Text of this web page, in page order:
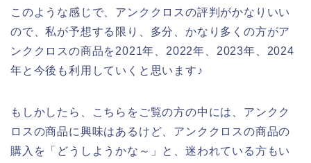
このような感じで、アンククロスの評判がかなりいい
ので、私が予想する限り、多分、かなり多くの方がア
ンククロスの商品を2021年、2022年、2023年、2024
年と今後も利用していくと思います♪
もしかしたら、こちらをご覧の方の中には、アンクク
ロスの商品に興味はあるけど、アンククロスの商品の
購入を「どうしようかな～」と、迷われている方もい